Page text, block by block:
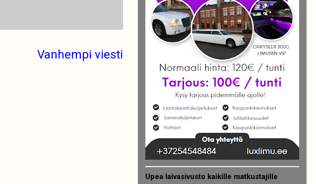
Vanhempi viesti
Upea laivasivusto kaikille matkustajille